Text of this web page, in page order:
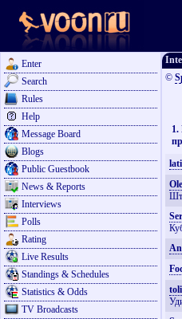
Enter
Search
Rules
Help
Message Board
Blogs
Public Guestbook
News & Reports
Interviews
Polls
Rating
Live Results
Standings & Schedules
Statistics & Odds
TV Broadcasts
©
1.